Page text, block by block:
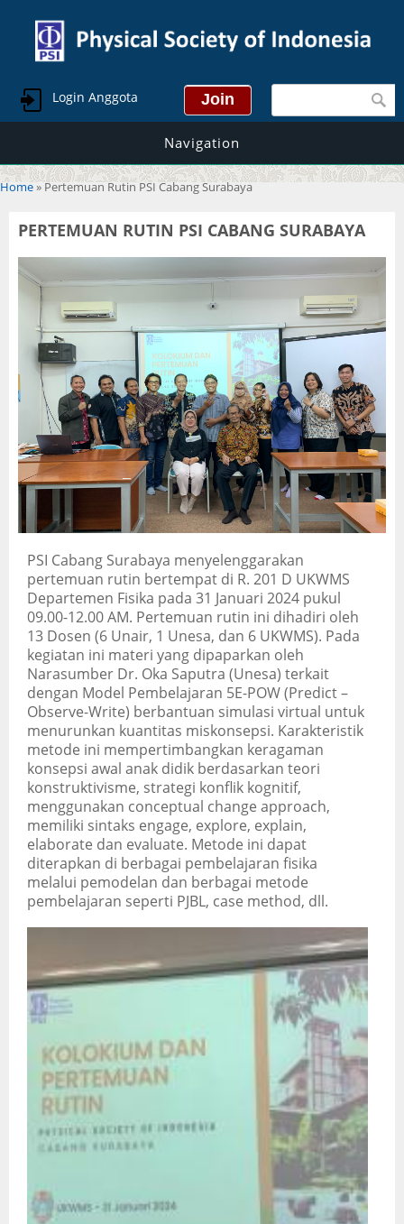
Login Anggota Search form
Navigation
You are here
Home» Pertemuan Rutin PSI Cabang Surabaya
PERTEMUAN RUTIN PSI CABANG SURABAYA
PSI Cabang Surabaya menyelenggarakan
pertemuan rutin bertempat di R. 201 D UKWMS
Departemen Fisika pada 31 Januari 2024 pukul
09.00-12.00 AM. Pertemuan rutin ini dihadiri oleh
13 Dosen (6 Unair, 1 Unesa, dan 6 UKWMS). Pada
kegiatan ini materi yang dipaparkan oleh
Narasumber Dr. Oka Saputra (Unesa) terkait
dengan Model Pembelajaran 5E-POW (Predict –
Observe-Write) berbantuan simulasi virtual untuk
menurunkan kuantitas miskonsepsi. Karakteristik
metode ini mempertimbangkan keragaman
konsepsi awal anak didik berdasarkan teori
konstruktivisme, strategi konflik kognitif,
menggunakan conceptual change approach,
memiliki sintaks engage, explore, explain,
elaborate dan evaluate. Metode ini dapat
diterapkan di berbagai pembelajaran fisika
melalui pemodelan dan berbagai metode
pembelajaran seperti PJBL, case method, dll.